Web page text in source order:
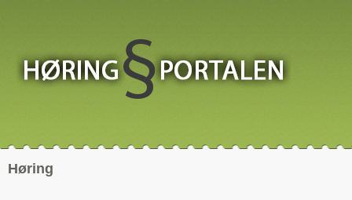
Høring